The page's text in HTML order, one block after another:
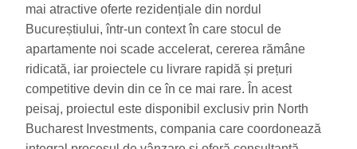
mai atractive oferte rezidențiale din nordul
Bucureștiului, într-un context în care stocul de
apartamente noi scade accelerat, cererea rămâne
ridicată, iar proiectele cu livrare rapidă și prețuri
competitive devin din ce în ce mai rare. În acest
peisaj, proiectul este disponibil exclusiv prin North
Bucharest Investments, compania care coordonează